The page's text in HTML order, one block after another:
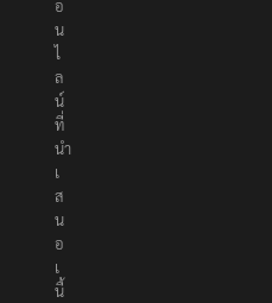
อ
น
ไ
ล
น์
ที่
นำ
เ
ส
น
อ
เ
นื้